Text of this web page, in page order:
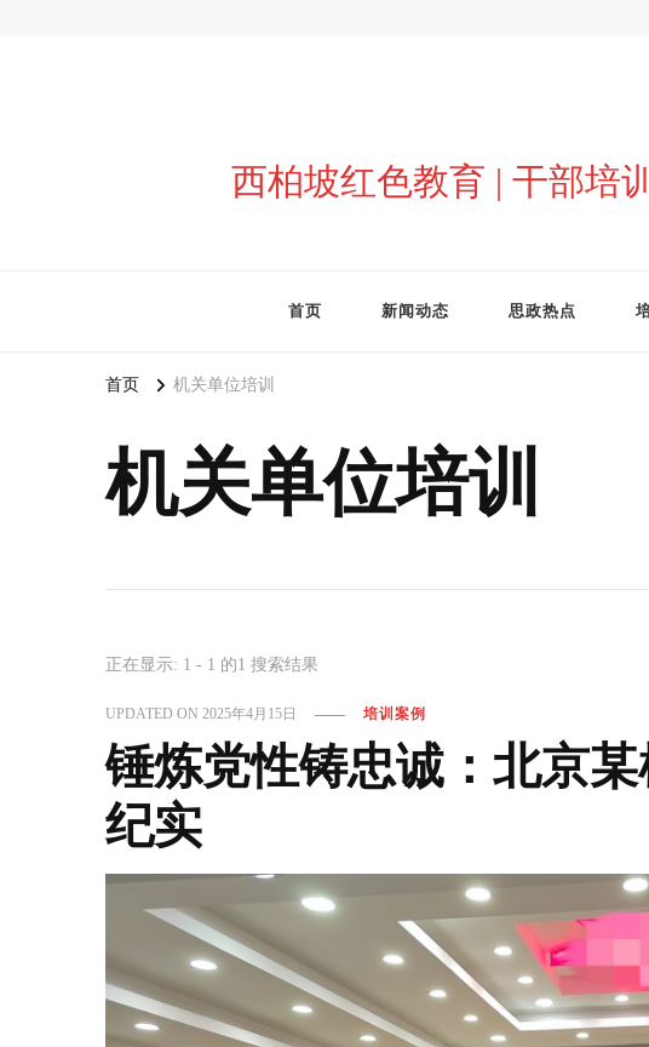
西柏坡红色教育 | 干部培
首页 新闻动态 思政热点
首页 机关单位培训
机关单位培训
正在显示: 1 - 1 的1 搜索结果
UPDATED ON2025年4月15日 培训案例
锤炼党性铸忠诚：北京
纪实